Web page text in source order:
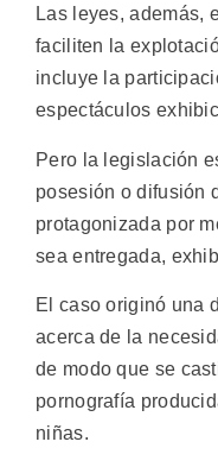
Las leyes, además,
faciliten la
incluye la
espectáculos
Pero la legislación
posesión o difusión
protagonizada por
sea entregada,
El caso originó una
acerca de la
de modo que se
pornografía
niñas.